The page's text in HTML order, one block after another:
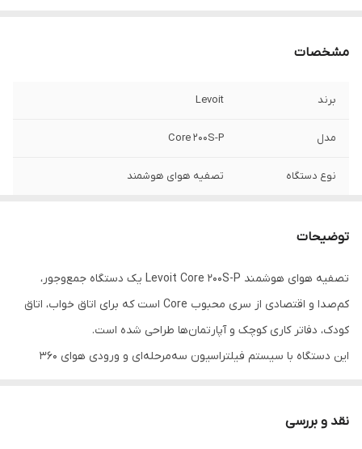
مشخصات
برند Levoit
مدل Core 200S-P
نوع دستگاه تصفیه هوای هوشمند
پیش فیلتر دارد
فیلتر اصلی دارد
موبایل
توضیحات
تصفیه هوای هوشمند Levoit Core 200S-P یک دستگاه جمع‌وجور،
کم‌صدا و اقتصادی از سری محبوب Core است که برای اتاق خواب، اتاق
کودک، دفاتر کاری کوچک و آپارتمان‌ها طراحی شده است.
این دستگاه با سیستم فیلتراسیون سه‌مرحله‌ای و ورودی هوای 360
نقد و بررسی